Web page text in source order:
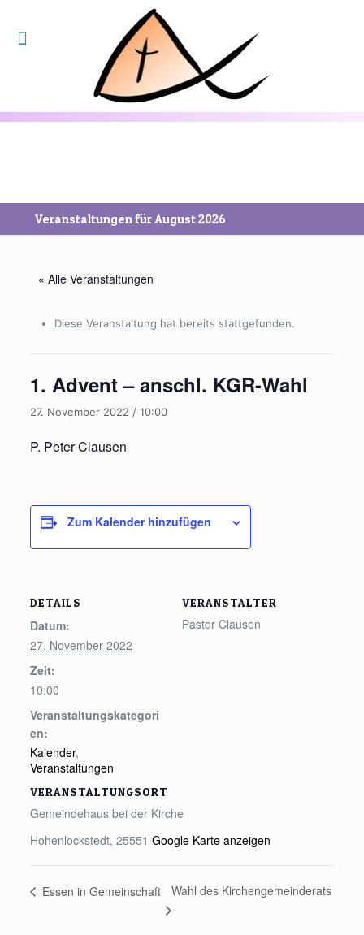
Veranstaltungen für August 2026
« Alle Veranstaltungen
Diese Veranstaltung hat bereits stattgefunden.
1. Advent – anschl. KGR-Wahl
27. November 2022 / 10:00
P. Peter Clausen
Zum Kalender hinzufügen
DETAILS
Datum:
27. November 2022
Zeit:
10:00
Veranstaltungskategori
en:
Kalender,
Veranstaltungen
VERANSTALTUNGSORT
Gemeindehaus bei der Kirche
Hohenlockstedt, 25551 Google Karte anzeigen
VERANSTALTER
Pastor Clausen
Essen in Gemeinschaft Wahl des Kirchengemeinderats